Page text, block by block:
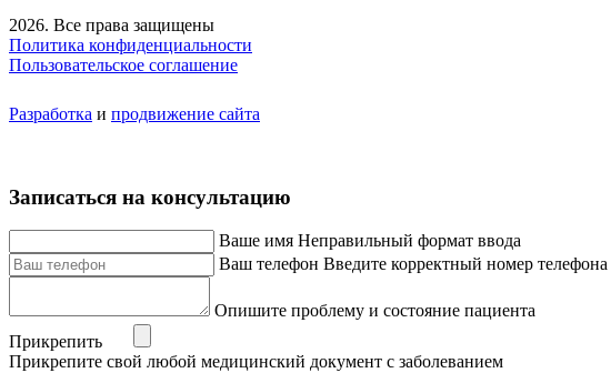
2026. Все права защищены
Политика конфиденциальности
Пользовательское соглашение
Разработка и продвижение сайта
Записаться на консультацию
Ваше имя Неправильный формат ввода
Ваш телефон Введите корректный номер телефона
Опишите проблему и состояние пациента
Прикрепить
Прикрепите свой любой медицинский документ с заболеванием